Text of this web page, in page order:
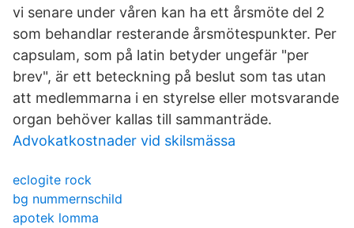
vi senare under våren kan ha ett årsmöte del 2
som behandlar resterande årsmötespunkter. Per
capsulam, som på latin betyder ungefär "per
brev", är ett beteckning på beslut som tas utan
att medlemmarna i en styrelse eller motsvarande
organ behöver kallas till sammanträde.
Advokatkostnader vid skilsmässa
eclogite rock
bg nummernschild
apotek lomma